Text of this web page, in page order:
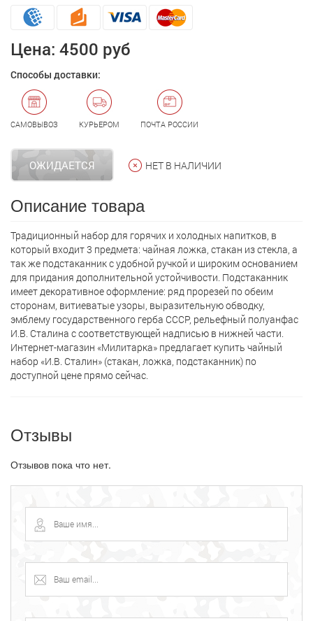
Цена: 4500 руб
Способы доставки:
САМОВЫВОЗ КУРЬЕРОМ ПОЧТА РОССИИ
ОЖИДАЕТСЯ НЕТ В НАЛИЧИИ
Описание товара
Традиционный набор для горячих и холодных напитков, в
который входит 3 предмета: чайная ложка, стакан из стекла, а
так же подстаканник с удобной ручкой и широким основанием
для придания дополнительной устойчивости. Подстаканник
имеет декоративное оформление: ряд прорезей по обеим
сторонам, витиеватые узоры, выразительную обводку,
эмблему государственного герба СССР, рельефный полуанфас
И.В. Сталина с соответствующей надписью в нижней части.
Интернет-магазин «Милитарка» предлагает кyпить чайный
набор «И.В. Сталин» (стакан, ложка, подстаканник) по
доступной цене прямо сейчас.
Отзывы
Отзывов пока что нет.